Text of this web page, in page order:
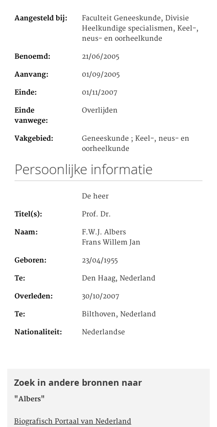
Aangesteld bij
Faculteit Geneeskunde, Divisie
Heelkundige specialismen, Keel-,
neus- en oorheelkunde
Benoemd 21/06/2005
Aanvang 01/09/2005
Einde 01/11/2007
Einde
vanwege
Overlijden
Vakgebied
Geneeskunde ; Keel-, neus- en
oorheelkunde
Persoonlijke informatie
De heer
Titel(s) Prof. Dr.
Naam
F.W.J. Albers
Frans Willem Jan
Geboren 23/04/1955
Te Den Haag, Nederland
Overleden 30/10/2007
Te Bilthoven, Nederland
Nationaliteit Nederlandse
Zoek in andere bronnen naar
"Albers"
Biografisch Portaal van Nederland